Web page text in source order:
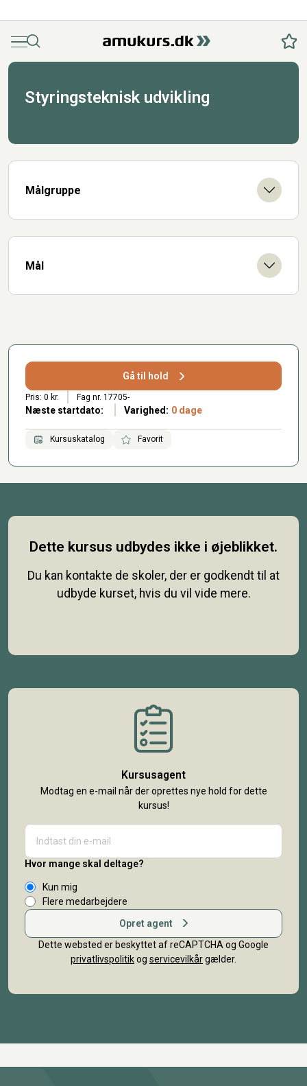
MenuSøg
Styringsteknisk udvikling
Målgruppe
Mål
Gå til hold
Pris: 0 kr. Fag nr. 17705-
Næste startdato: Varighed: 0 dage
Kursuskatalog Favorit
Dette kursus udbydes ikke i øjeblikket.
Du kan kontakte de skoler, der er godkendt til at
udbyde kurset, hvis du vil vide mere.
Kursusagent
Modtag en e-mail når der oprettes nye hold for dette
kursus!
Hvor mange skal deltage?
Kun mig
Flere medarbejdere
Opret agent
Dette websted er beskyttet af reCAPTCHA og Google
privatlivspolitikog servicevilkårgælder.